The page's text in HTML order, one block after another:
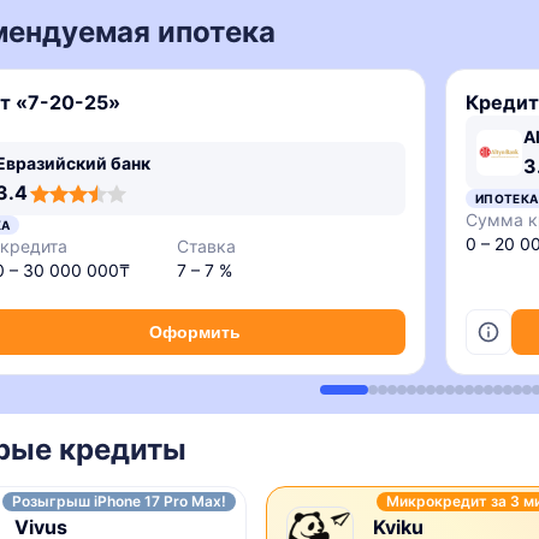
ипотека
«7-20-25»
банк
– 30 000 000₸
Ставка
7 – 7 %
Оформить
ИПОТЕКА
Сумма
0 – 20
кредиты
Розыгрыш iPhone 17 Pro Max!
Vivus
Микрокредит за 3
Kviku